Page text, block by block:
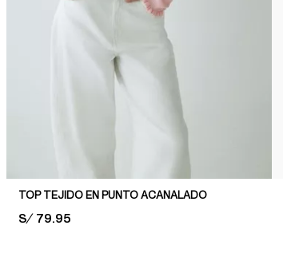
TOP TEJIDO EN PUNTO ACANALADO
PRICE:
S/ 79.95